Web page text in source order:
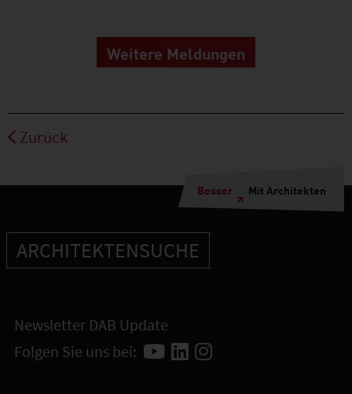
Weitere Meldungen
Zurück
Besser Mit Architekten
ARCHITEKTENSUCHE
Newsletter DAB Update
Folgen Sie uns bei: